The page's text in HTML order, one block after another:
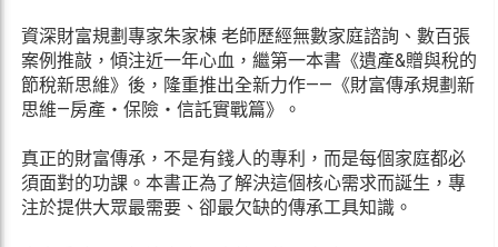
資深財富規劃專家朱家棟 老師歷經無數家庭諮詢、數百張
案例推敲，傾注近一年心血，繼第一本書《遺產&贈與稅的
節稅新思維》後，隆重推出全新力作——《財富傳承規劃新
思維—房產・保險・信託實戰篇》。
真正的財富傳承，不是有錢人的專利，而是每個家庭都必
須面對的功課。本書正為了解決這個核心需求而誕生，專
注於提供大眾最需要、卻最欠缺的傳承工具知識。